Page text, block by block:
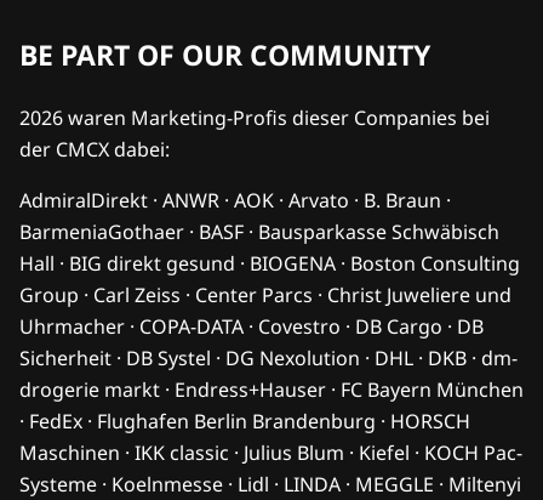
BE PART OF OUR COMMUNITY
2026 waren Marketing-Profis dieser Companies bei
der CMCX dabei:
AdmiralDirekt · ANWR · AOK · Arvato · B. Braun ·
BarmeniaGothaer · BASF · Bausparkasse Schwäbisch
Hall · BIG direkt gesund · BIOGENA · Boston Consulting
Group · Carl Zeiss · Center Parcs · Christ Juweliere und
Uhrmacher · COPA-DATA · Covestro · DB Cargo · DB
Sicherheit · DB Systel · DG Nexolution · DHL · DKB · dm-
drogerie markt · Endress+Hauser · FC Bayern München
· FedEx · Flughafen Berlin Brandenburg · HORSCH
Maschinen · IKK classic · Julius Blum · Kiefel · KOCH Pac-
Systeme · Koelnmesse · Lidl · LINDA · MEGGLE · Miltenyi